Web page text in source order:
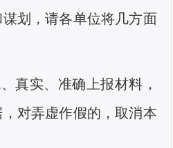
划，请各单位将几方面
真实、准确上报材料，
对弄虚作假的，取消本